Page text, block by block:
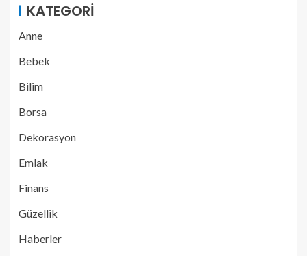
KATEGORI
Anne
Bebek
Bilim
Borsa
Dekorasyon
Emlak
Finans
Güzellik
Haberler